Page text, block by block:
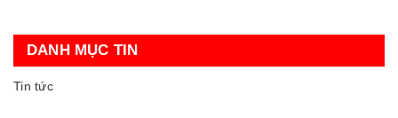
DANH MỤC TIN
Tin tức